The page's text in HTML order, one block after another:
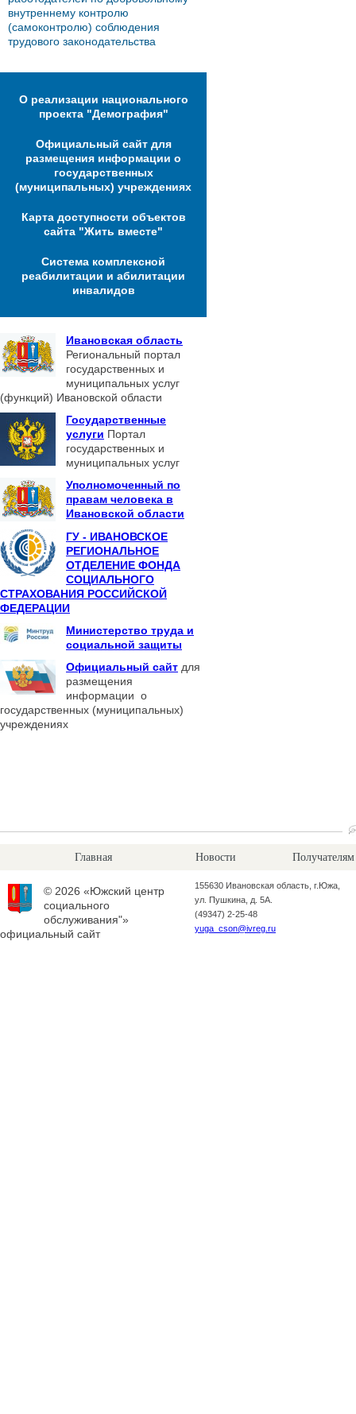
внутреннему контролю
(самоконтролю) соблюдения
трудового законодательства
О реализации национального
проекта "Демография"
Официальный сайт для
размещения информации о
государственных
(муниципальных) учреждениях
Карта доступности объектов
сайта "Жить вместе"
Система комплексной
реабилитации и абилитации
инвалидов
Ивановская область
Региональный портал
государственных и
муниципальных услуг
(функций) Ивановской области
Государственные
услуги Портал
государственных и
муниципальных услуг
Уполномоченный по
правам человека в
Ивановской области
ГУ - ИВАНОВСКОЕ
РЕГИОНАЛЬНОЕ
ОТДЕЛЕНИЕ ФОНДА
СОЦИАЛЬНОГО
СТРАХОВАНИЯ РОССИЙСКОЙ
ФЕДЕРАЦИИ
Министерство труда и
социальной защиты
Официальный сайт для
размещения
информации о
государственных (муниципальных)
учреждениях
Главная Новости Получателям
© 2026 «Южский центр
социального
обслуживания"»
официальный сайт
155630 Ивановская область, г.Южа,
ул. Пушкина, д. 5А.
(49347) 2-25-48
yuga_cson@ivreg.ru